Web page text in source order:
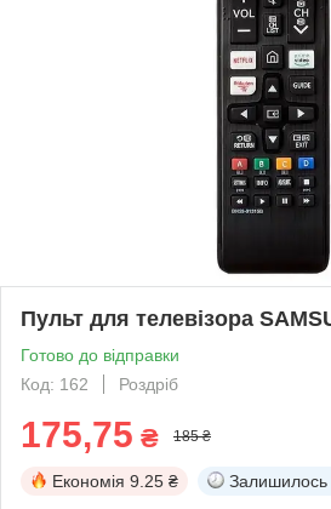
Пульт для телевізора
Готово до відправки
Код: 162
Роздріб
175,75 ₴ 185 ₴
Економія 9.25 ₴ Залишилось